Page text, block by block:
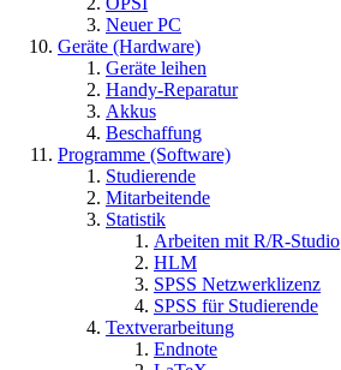
Neuer PC
Geräte (Hardware)
Geräte leihen
Handy-Reparatur
Akkus
Beschaffung
Programme (Software)
Studierende
Mitarbeitende
Statistik
Arbeiten mit R/R-Studio
HLM
SPSS Netzwerklizenz
SPSS für Studierende
Textverarbeitung
Endnote